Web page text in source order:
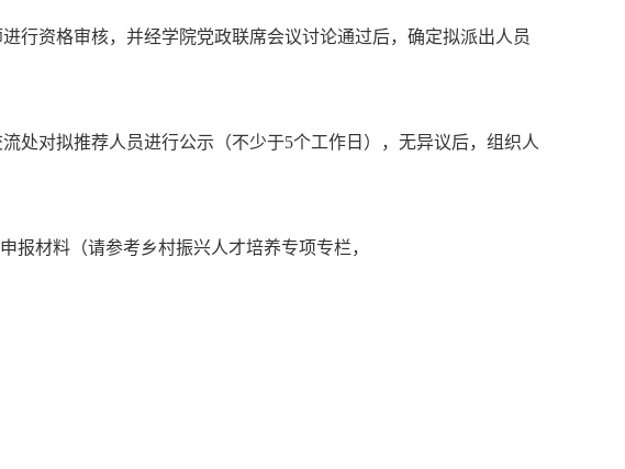
行资格审核，并经学院党政联席会议讨论通过后，确定拟派出人员
处对拟推荐人员进行公示（不少于5个工作日），无异议后，组织人
报材料（请参考乡村振兴人才培养专项专栏，